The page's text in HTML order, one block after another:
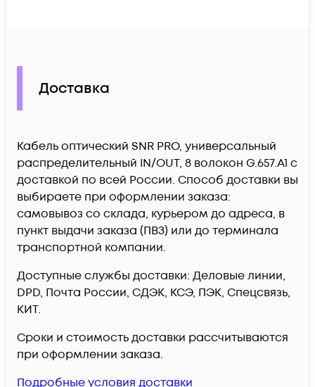
Доставка
Кабель оптический SNR PRO, универсальный
распределительный IN/OUT, 8 волокон G.657.A1 c
доставкой по всей России. Способ доставки вы
выбираете при оформлении заказа:
самовывоз со склада, курьером до адреса, в
пункт выдачи заказа (ПВЗ) или до терминала
транспортной компании.
Доступные службы доставки: Деловые линии,
DPD, Почта России, СДЭК, КСЭ, ПЭК, Спецсвязь,
КИТ.
Сроки и стоимость доставки рассчитываются
при оформлении заказа.
Подробные условия доставки